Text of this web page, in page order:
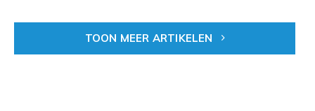
TOON MEER ARTIKELEN